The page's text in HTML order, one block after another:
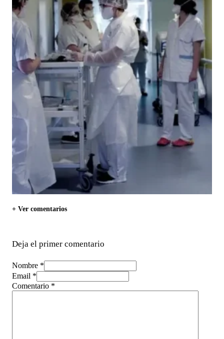
+ Ver comentarios
Deja el primer comentario
Nombre *
Email *
Comentario *